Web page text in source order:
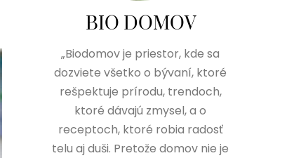
BIO DOMOV
„Biodomov je priestor, kde sa
dozviete všetko o bývaní, ktoré
rešpektuje prírodu, trendoch,
ktoré dávajú zmysel, a o
receptoch, ktoré robia radosť
telu aj duši. Pretože domov nie je